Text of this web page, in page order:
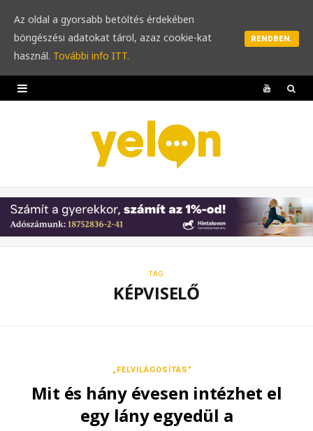
Y
u
b
e
TAG
KÉPVISELŐ
„FELVILÁGOSÍTÁS”
Mit és hány évesen intézhet el
egy lány egyedül a
Az oldal a gyorsabb betöltés érdekében
böngészési adatokat tárol, azaz cookie-kat
használ. További info ITT.
RENDBEN.